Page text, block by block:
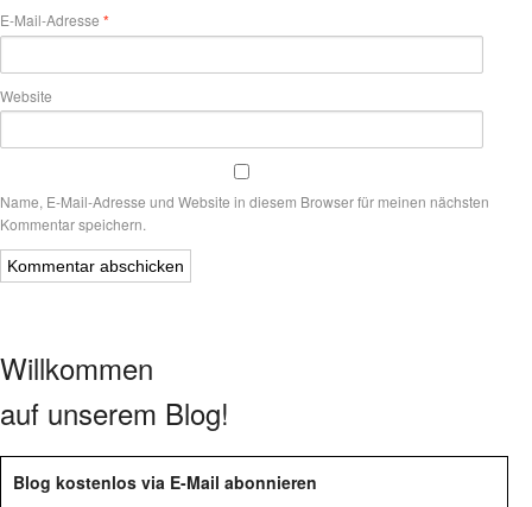
E-Mail-Adresse *
Website
Name, E-Mail-Adresse und Website in diesem Browser für meinen nächsten
Kommentar speichern.
Willkommen
auf unserem Blog!
Blog kostenlos via E-Mail abonnieren